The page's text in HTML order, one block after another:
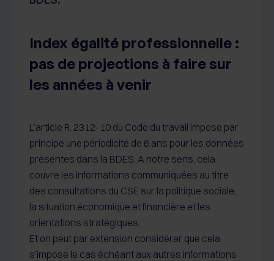
Index égalité professionnelle :
pas de projections à faire sur
les années à venir
L’article R. 2312-10 du Code du travail impose par
principe une périodicité de 6 ans pour les données
présentes dans la BDES. A notre sens, cela
couvre les informations communiquées au titre
des consultations du CSE sur la politique sociale,
la situation économique et financière et les
orientations stratégiques.
Et on peut par extension considérer que cela
s’impose le cas échéant aux autres informations